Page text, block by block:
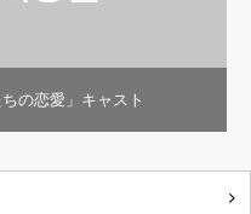
の恋愛」キャスト